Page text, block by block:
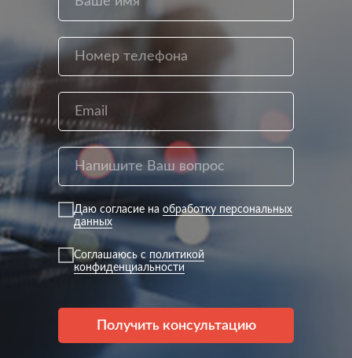
Даю согласие на обработку персональных
данных
Соглашаюсь с политикой
конфиденциальности
Получить консультацию